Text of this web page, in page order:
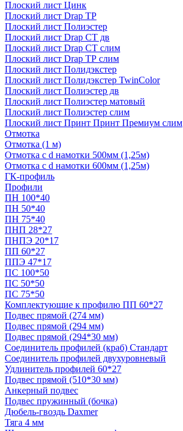
Плоский лист Цинк
Плоский лист Drap ТР
Плоский лист Полиэстер
Плоский лист Drap СТ дв
Плоский лист Drap СТ слим
Плоский лист Drap ТР слим
Плоский лист Полидэкстер
Плоский лист Полидэкстер TwinColor
Плоский лист Полиэстер дв
Плоский лист Полиэстер матовый
Плоский лист Полиэстер слим
Плоский лист Принт Принт Премиум слим
Отмотка
Отмотка (1 м)
Отмотка с d намотки 500мм (1,25м)
Отмотка с d намотки 600мм (1,25м)
ГК-профиль
Профили
ПН 100*40
ПН 50*40
ПН 75*40
ПНП 28*27
ПНПЭ 20*17
ПП 60*27
ППЭ 47*17
ПС 100*50
ПС 50*50
ПС 75*50
Комплектующие к профилю ПП 60*27
Подвес прямой (274 мм)
Подвес прямой (294 мм)
Подвес прямой (294*30 мм)
Соединитель профилей (краб) Стандарт
Соединитель профилей двухуровневый
Удлинитель профилей 60*27
Подвес прямой (510*30 мм)
Анкерный подвес
Подвес пружинный (бочка)
Дюбель-гвоздь Daxmer
Тяга 4 мм